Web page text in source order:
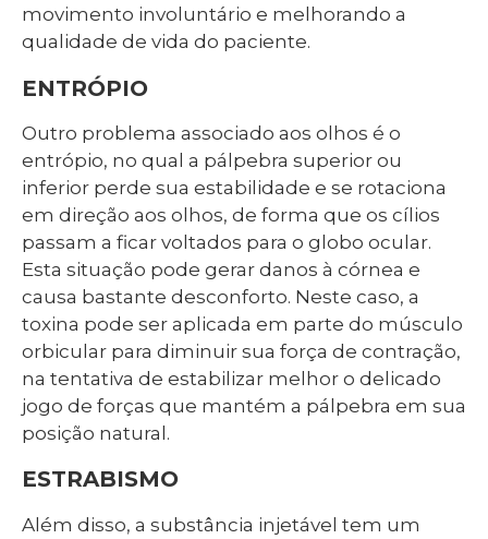
movimento involuntário e melhorando a
qualidade de vida do paciente.
ENTRÓPIO
Outro problema associado aos olhos é o
entrópio, no qual a pálpebra superior ou
inferior perde sua estabilidade e se rotaciona
em direção aos olhos, de forma que os cílios
passam a ficar voltados para o globo ocular.
Esta situação pode gerar danos à córnea e
causa bastante desconforto. Neste caso, a
toxina pode ser aplicada em parte do músculo
orbicular para diminuir sua força de contração,
na tentativa de estabilizar melhor o delicado
jogo de forças que mantém a pálpebra em sua
posição natural.
ESTRABISMO
Além disso, a substância injetável tem um